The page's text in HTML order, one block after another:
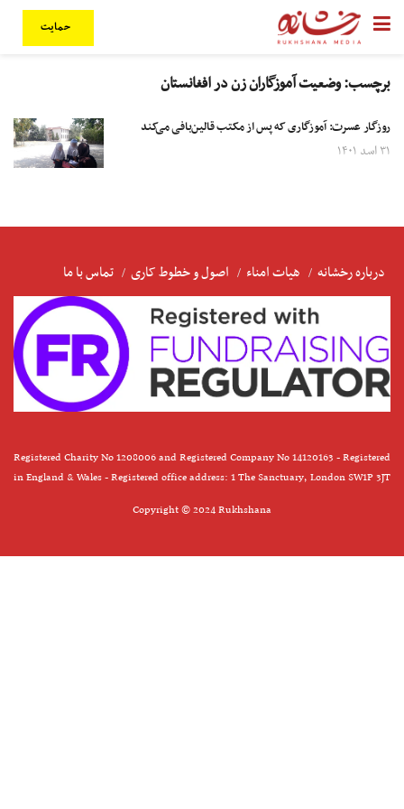
حمایت
برچسب:وضعیت آموزگاران زن در افغانستان
روزگار عسرت: آموزگاری که پس از مکتب قالین‌بافی می‌کند
۳۱ اسد ۱۴۰۱
درباره رخشانه هیات امناء اصول و خطوط کاری تماس با ما
Registered Charity No 1208006 and Registered Company No 14120163 - Registered
in England & Wales - Registered office address: 1 The Sanctuary, London SW1P 3JT
Copyright © 2024 Rukhshana